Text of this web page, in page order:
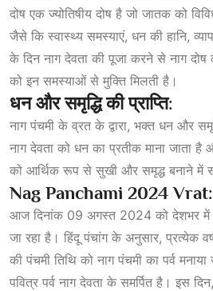
दोष एक ज्योतिषीय दोष है जो जातक को
जैसे कि स्वास्थ्य समस्याएं, धन की हानि,
के दिन नाग देवता की पूजा करने से नाग दोष
को इन समस्याओं से मुक्ति मिलती है।
धनऔरसमृद्धिकीप्राप्ति:
नाग पंचमी के व्रत के द्वारा, भक्त धन और
नाग देवता को धन का प्रतीक माना जाता
को आर्थिक रूप से सुखी और समृद्ध बनाने में
Nag Panchami 2024 Vrat:
आज दिनांक 09 अगस्त 2024 को देशभर में
जा रहा है। हिंदू पंचांग के अनुसार, प्रत्येक
की पंचमी तिथि को नाग पंचमी का पर्व
पवित्र पर्व नाग देवता के समर्पित है। इस